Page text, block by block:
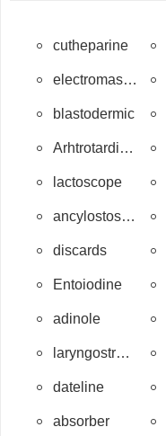
cutheparine
electromassage
blastodermic
Arhtrotardigrada
lactoscope
ancylostostomiasis
discards
Entoiodine
adinole
laryngostroboscope
dateline
absorber